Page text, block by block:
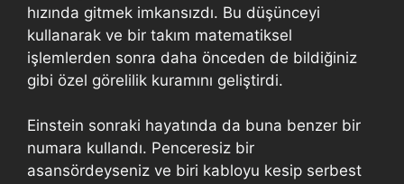
hızında gitmek imkansızdı. Bu düşünceyi
kullanarak ve bir takım matematiksel
işlemlerden sonra daha önceden de bildiğiniz
gibi özel görelilik kuramını geliştirdi.
Einstein sonraki hayatında da buna benzer bir
numara kullandı. Penceresiz bir
asansördeyseniz ve biri kabloyu kesip serbest